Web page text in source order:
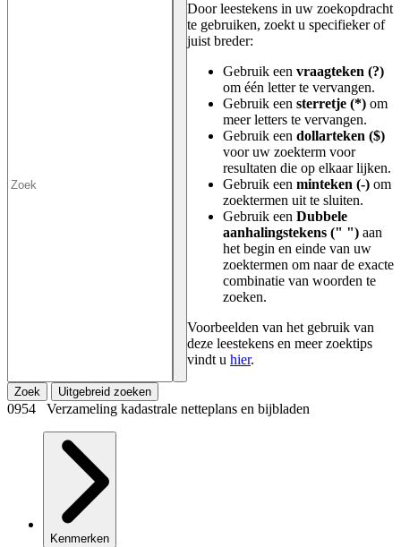
Door leestekens in uw zoekopdracht
te gebruiken, zoekt u specifieker of
juist breder:
Gebruik een vraagteken (?)
om één letter te vervangen.
Gebruik een sterretje (*) om
meer letters te vervangen.
Gebruik een dollarteken ($)
voor uw zoekterm voor
resultaten die op elkaar lijken.
Gebruik een minteken (-) om
zoektermen uit te sluiten.
Gebruik een Dubbele
aanhalingstekens (" ") aan
het begin en einde van uw
zoektermen om naar de exacte
combinatie van woorden te
zoeken.
Voorbeelden van het gebruik van
deze leestekens en meer zoektips
vindt u hier.
Zoek Uitgebreid zoeken
0954 Verzameling kadastrale netteplans en bijbladen
Kenmerken